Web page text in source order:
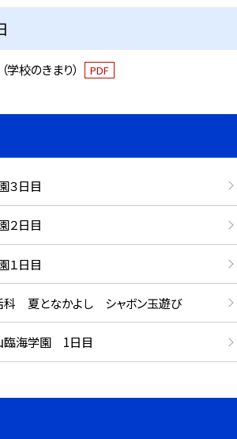
学校のきまり） PDF
３日目
２日目
１日目
夏となかよし シャボン玉遊び
海学園 1日目